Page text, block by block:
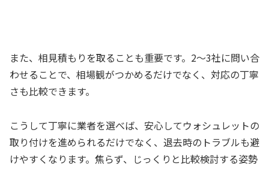
また、相見積もりを取ることも重要です。2〜3社に問い合
わせることで、相場観がつかめるだけでなく、対応の丁寧
さも比較できます。
こうして丁寧に業者を選べば、安心してウォシュレットの
取り付けを進められるだけでなく、退去時のトラブルも避
けやすくなります。焦らず、じっくりと比較検討する姿勢